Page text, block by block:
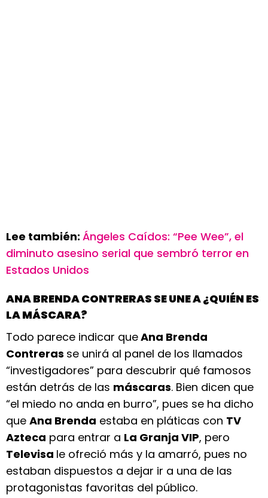
Lee también: Ángeles Caídos: “Pee Wee”, el
diminuto asesino serial que sembró terror en
Estados Unidos
ANA BRENDA CONTRERAS SE UNE A ¿QUIÉN ES
LA MÁSCARA?
Todo parece indicar queAna Brenda
Contreras se unirá al panel de los llamados
“investigadores” para descubrir qué famosos
están detrás de las máscaras. Bien dicen que
“el miedo no anda en burro”, pues se ha dicho
que Ana Brenda estaba en pláticas con TV
Azteca para entrar a La Granja VIP, pero
Televisa le ofreció más y la amarró, pues no
estaban dispuestos a dejar ir a una de las
protagonistas favoritas del público.